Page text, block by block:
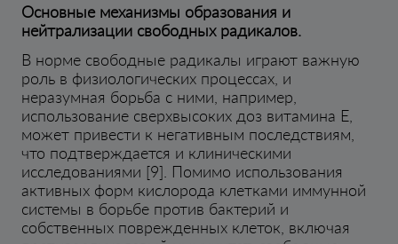
Основные механизмы образования и
нейтрализации свободных радикалов.
В норме свободные радикалы играют важную
роль в физиологических процессах, и
неразумная борьба с ними, например,
использование сверхвысоких доз витамина E,
может привести к негативным последствиям,
что подтверждается и клиническими
исследованиями [9]. Помимо использования
активных форм кислорода клетками иммунной
системы в борьбе против бактерий и
собственных поврежденных клеток, включая